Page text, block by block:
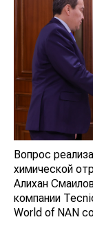
Вопрос
химической
Алихан
компании
World of NAN